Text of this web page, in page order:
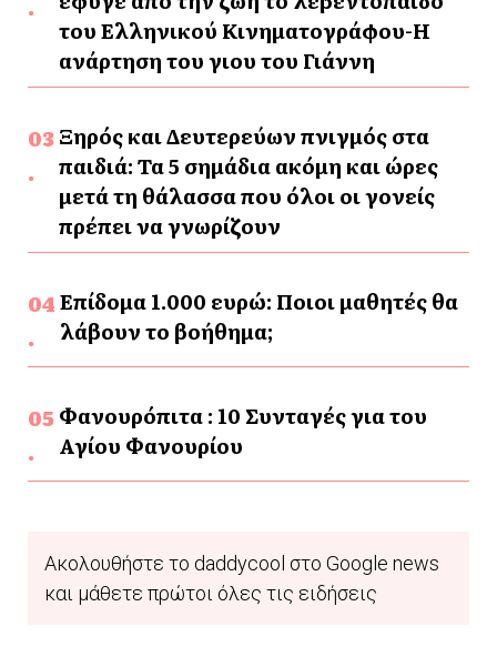
του Ελληνικού Κινηματογράφου-Η
ανάρτηση του γιου του Γιάννη
Ξηρός και Δευτερεύων πνιγμός στα
παιδιά: Τα 5 σημάδια ακόμη και ώρες
μετά τη θάλασσα που όλοι οι γονείς
πρέπει να γνωρίζουν
Επίδομα 1.000 ευρώ: Ποιοι μαθητές θα
λάβουν το βοήθημα;
Φανουρόπιτα : 10 Συνταγές για του
Αγίου Φανουρίου
Ακολουθήστε το daddycool στο Google news
και μάθετε πρώτοι όλες τις ειδήσεις